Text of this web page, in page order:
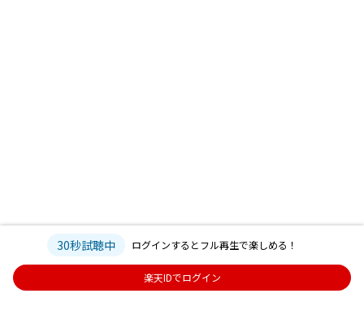
30秒試聴中 ログインするとフル再生で楽しめる！
楽天IDでログイン